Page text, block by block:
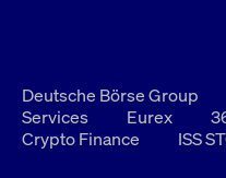
Deutsche Börse Group
Services
Eurex
Crypto Finance
ISS